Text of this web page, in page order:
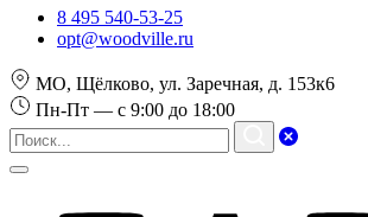
8 495 540-53-25
opt@woodville.ru
МО, Щёлково, ул. Заречная, д. 153к6
Пн-Пт — с 9:00 до 18:00